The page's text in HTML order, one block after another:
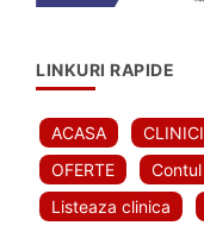
LINKURI RAPIDE
ACASA CLINICI
OFERTE
Listeaza clinica